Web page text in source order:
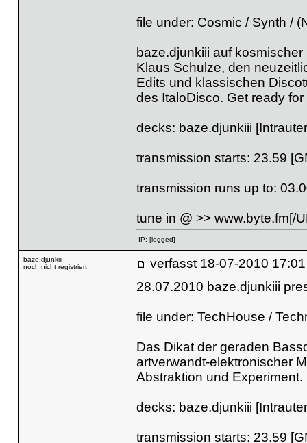
file under: Cosmic / Synth /
baze.djunkiii auf
Klaus Schulze, den
Edits und klassischen
des ItaloDisco. Get ready for
decks: baze.djunkiii
transmission starts: 23.59
transmission runs up to:
tune in @ >> www.byte.fm[/
IP: [logged]
baze.djunkiii
noch nicht registriert
verfasst 18-07-2010
28.07.2010 baze.djunkiii
file under: TechHouse /
Das Dikat der geraden
artverwandt-elektronischer
Abstraktion und
decks: baze.djunkiii
transmission starts: 23.59